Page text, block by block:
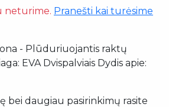
neturime. Pranešti kai turėsime
- Plūduriuojantis raktų
EVA Dvispalviais Dydis apie:
bei daugiau pasirinkimų rasite